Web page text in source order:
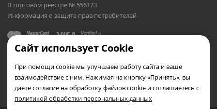
В торговом реестре № 556173
Информация о защите прав потребителей
Сайт использует Cookie
При помощи cookie мы улучшаем работу сайта и ваше
взаимодействие с ним. Нажимая на кнопку «Принять», вы
даете согласие на обработку файлов cookie и соглашаетесь с
политикой обработки персональных данных